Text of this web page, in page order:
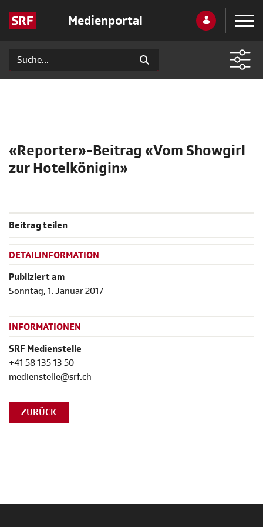
Medienportal
«Reporter»-Beitrag «Vom Showgirl
zur Hotelkönigin»
Beitrag teilen
DETAILINFORMATION
Publiziert am
Sonntag, 1. Januar 2017
INFORMATIONEN
SRF Medienstelle
+41 58 135 13 50
medienstelle@srf.ch
ZURÜCK